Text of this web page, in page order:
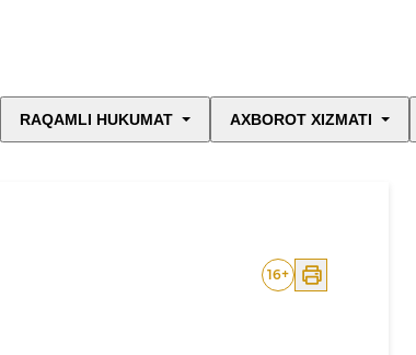
RAQAMLI HUKUMAT AXBOROT XIZMATI
16+